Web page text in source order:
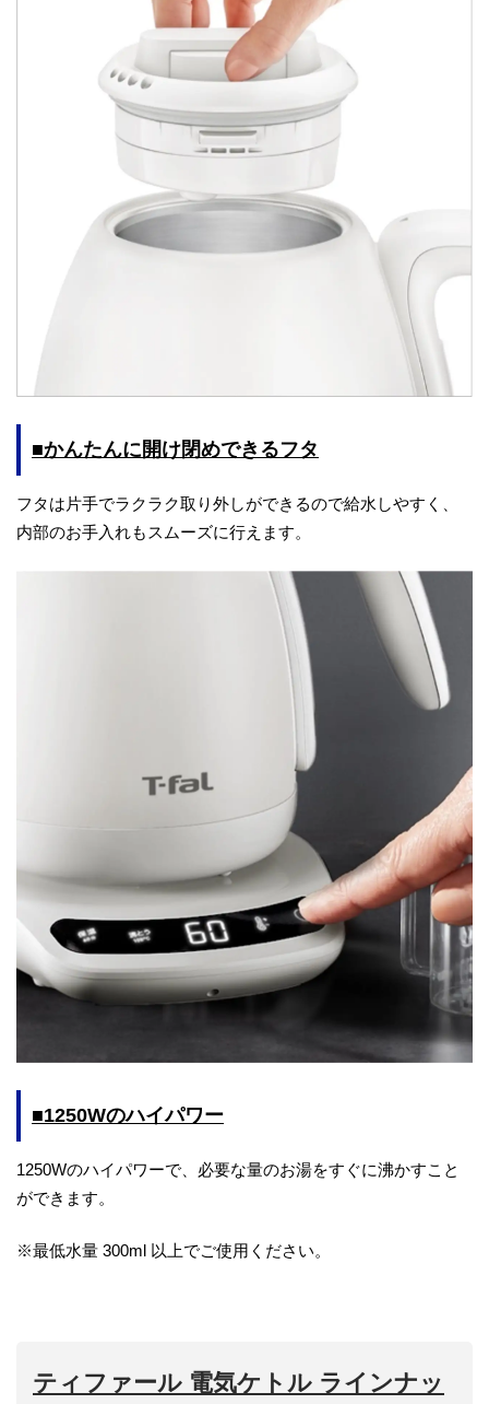
■かんたんに開け閉めできるフタ
フタは片手でラクラク取り外しができるので給水しやすく、
内部のお手入れもスムーズに行えます。
■1250Wのハイパワー
1250Wのハイパワーで、必要な量のお湯をすぐに沸かすこと
ができます。
※最低水量 300ml 以上でご使用ください。
ティファール 電気ケトル ラインナッ